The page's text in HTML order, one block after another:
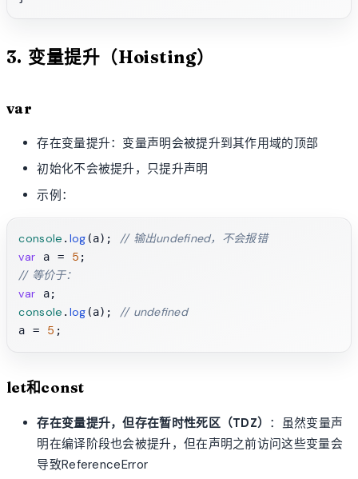
3. 变量提升（Hoisting）
var
存在变量提升：变量声明会被提升到其作用域的顶部
初始化不会被提升，只提升声明
示例：
console . log (a); // 输出undefined，不会报错
var a = 5
// 等价于：
var
console . log (a); // undefined
a = 5
let和const
存在变量提升，但存在暂时性死区（TDZ） ：虽然变量声
明在编译阶段也会被提升，但在声明之前访问这些变量会
导致ReferenceError